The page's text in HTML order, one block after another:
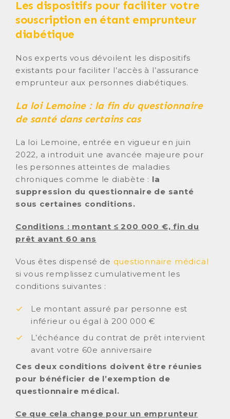
Les dispositifs pour faciliter votre
souscription en étant emprunteur
diabétique
Nos experts vous dévoilent les dispositifs
existants pour faciliter l’accès à l’assurance
emprunteur aux personnes diabétiques.
La loi Lemoine : la fin du questionnaire
de santé dans certains cas
La loi Lemoine, entrée en vigueur en juin
2022, a introduit une avancée majeure pour
les personnes atteintes de maladies
chroniques comme le diabète : la
suppression du questionnaire de santé
sous certaines conditions.
Conditions : montant ≤ 200 000 €, fin du
prêt avant 60 ans
Vous êtes dispensé de questionnaire médical
si vous remplissez cumulativement les
conditions suivantes :
Le montant assuré par personne est
inférieur ou égal à 200 000 €
L’échéance du contrat de prêt intervient
avant votre 60e anniversaire
Ces deux conditions doivent être réunies
pour bénéficier de l’exemption de
questionnaire médical.
Ce que cela change pour un emprunteur